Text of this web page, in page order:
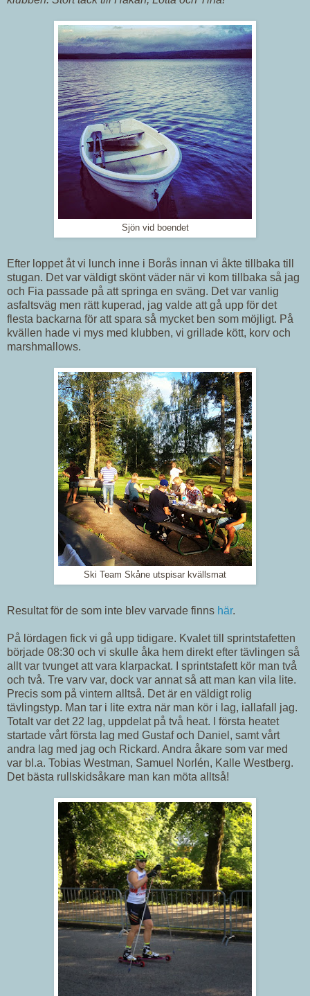
Sjön vid boendet
Efter loppet åt vi lunch inne i Borås innan vi åkte tillbaka till
stugan. Det var väldigt skönt väder när vi kom tillbaka så jag
och Fia passade på att springa en sväng. Det var vanlig
asfaltsväg men rätt kuperad, jag valde att gå upp för det
flesta backarna för att spara så mycket ben som möjligt. På
kvällen hade vi mys med klubben, vi grillade kött, korv och
marshmallows.
Ski Team Skåne utspisar kvällsmat
Resultat för de som inte blev varvade finns här.
På lördagen fick vi gå upp tidigare. Kvalet till sprintstafetten
började 08:30 och vi skulle åka hem direkt efter tävlingen så
allt var tvunget att vara klarpackat. I sprintstafett kör man två
och två. Tre varv var, dock var annat så att man kan vila lite.
Precis som på vintern alltså. Det är en väldigt rolig
tävlingstyp. Man tar i lite extra när man kör i lag, iallafall jag.
Totalt var det 22 lag, uppdelat på två heat. I första heatet
startade vårt första lag med Gustaf och Daniel, samt vårt
andra lag med jag och Rickard. Andra åkare som var med
var bl.a. Tobias Westman, Samuel Norlén, Kalle Westberg.
Det bästa rullskidsåkare man kan möta alltså!